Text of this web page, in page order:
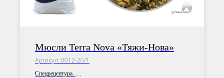
Мюсли Terra Nova «Тяжи-Нова»
Артикул: 0012-20/1
Спецрецептура.